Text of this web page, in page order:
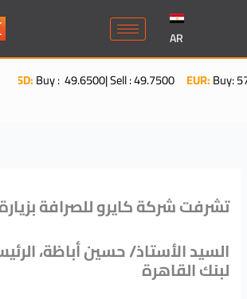
AR
Buy : 49.6500| Sell : 49.7500 EUR: Buy:
:تشرفت شركة كايرو للصرافة
لبنك القاهرة